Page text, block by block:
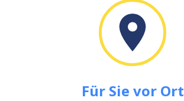
Für Sie vor Ort